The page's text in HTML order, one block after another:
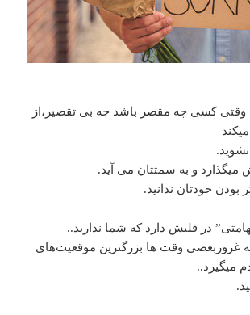
وقتی کسی چه مقصر باشد چه بی تقصیر،از
و به سمتتان می آید.
بودن خودتان ندانید.
در قلبش دارد که شما ندارید..
غروربعضی وقت ها بزرگترین موقعیت‌های
میگیرد..